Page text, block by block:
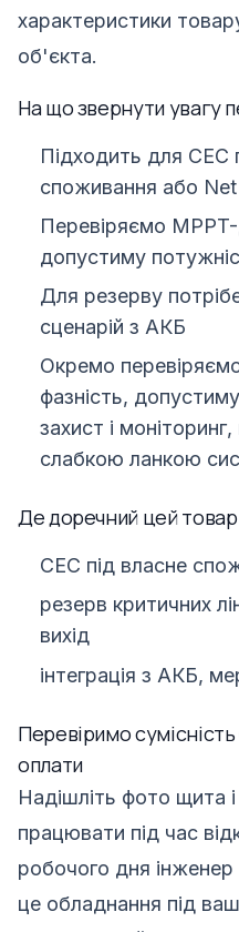
характеристики
об'єкта.
На що звернути увагу
Підходить для СЕС
споживання або
Перевіряємо MPPT-
допустиму
Для резерву
сценарій з АКБ
Окремо
фазність,
захист і
слабкою ланкою
Де доречний цей товар
СЕС під власне
резерв критичних
вихід
інтеграція з АКБ,
Перевіримо
оплати
Надішліть фото щита
працювати під час
робочого дня інженер
це обладнання під